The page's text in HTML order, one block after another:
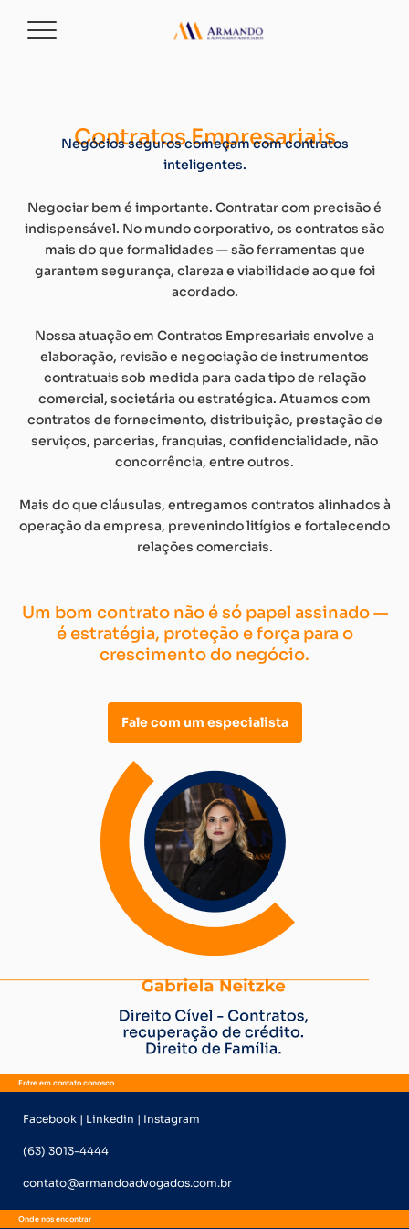
Contratos Empresariais
Negócios seguros começam com contratos
inteligentes.
Negociar bem é importante. Contratar com precisão é
indispensável. No mundo corporativo, os contratos são
mais do que formalidades — são ferramentas que
garantem segurança, clareza e viabilidade ao que foi
acordado.
Nossa atuação em Contratos Empresariais envolve a
elaboração, revisão e negociação de instrumentos
contratuais sob medida para cada tipo de relação
comercial, societária ou estratégica. Atuamos com
contratos de fornecimento, distribuição, prestação de
serviços, parcerias, franquias, confidencialidade, não
concorrência, entre outros.
Mais do que cláusulas, entregamos contratos alinhados à
operação da empresa, prevenindo litígios e fortalecendo
relações comerciais.
Um bom contrato não é só papel assinado —
é estratégia, proteção e força para o
crescimento do negócio.
Fale com um especialista
Entre em contato conosco
Facebook | Linkedin | Instagram
(63) 3013-4444
contato@armandoadvogados.com.br
Onde nos encontrar